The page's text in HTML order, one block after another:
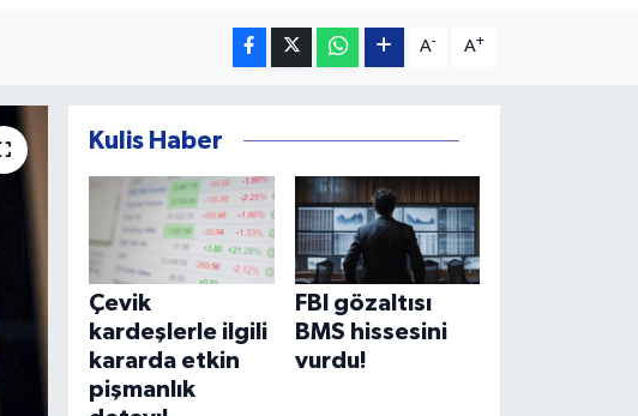
A- A+
Kulis Haber
Çevik
kardeşlerle ilgili
kararda etkin
pişmanlık
FBI gözaltısı
BMS hissesini
vurdu!